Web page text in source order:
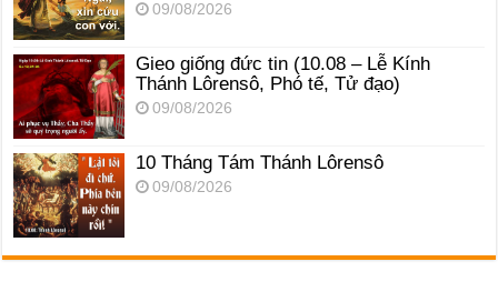
09/08/2026
Gieo giống đức tin (10.08 – Lễ Kính
Thánh Lôrensô, Phó tế, Tử đạo)
09/08/2026
10 Tháng Tám Thánh Lôrensô
09/08/2026